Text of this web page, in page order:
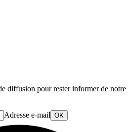
diffusion pour rester informer de notre
Adresse e-mail